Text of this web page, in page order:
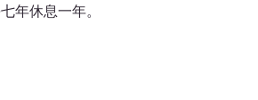
年休息一年。